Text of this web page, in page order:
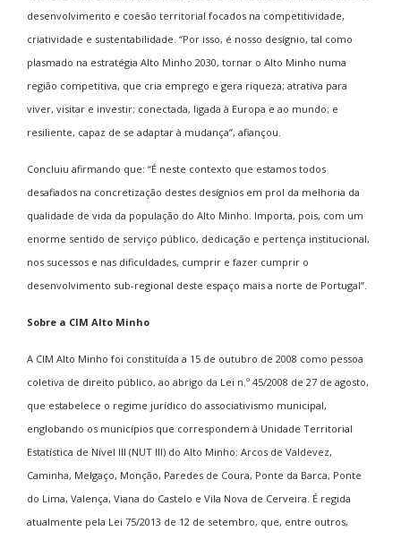
desenvolvimento e coesão territorial focados na competitividade,
criatividade e sustentabilidade. “Por isso, é nosso desígnio, tal como
plasmado na estratégia Alto Minho 2030, tornar o Alto Minho numa
região competitiva, que cria emprego e gera riqueza; atrativa para
viver, visitar e investir; conectada, ligada à Europa e ao mundo; e
resiliente, capaz de se adaptar à mudança”, afiançou.
Concluiu afirmando que: “É neste contexto que estamos todos
desafiados na concretização destes desígnios em prol da melhoria da
qualidade de vida da população do Alto Minho. Importa, pois, com um
enorme sentido de serviço público, dedicação e pertença institucional,
nos sucessos e nas dificuldades, cumprir e fazer cumprir o
desenvolvimento sub-regional deste espaço mais a norte de Portugal”.
Sobre a CIM Alto Minho
A CIM Alto Minho foi constituída a 15 de outubro de 2008 como pessoa
coletiva de direito público, ao abrigo da Lei n.º 45/2008 de 27 de agosto,
que estabelece o regime jurídico do associativismo municipal,
englobando os municípios que correspondem à Unidade Territorial
Estatística de Nível III (NUT III) do Alto Minho: Arcos de Valdevez,
Caminha, Melgaço, Monção, Paredes de Coura, Ponte da Barca, Ponte
do Lima, Valença, Viana do Castelo e Vila Nova de Cerveira. É regida
atualmente pela Lei 75/2013 de 12 de setembro, que, entre outros,